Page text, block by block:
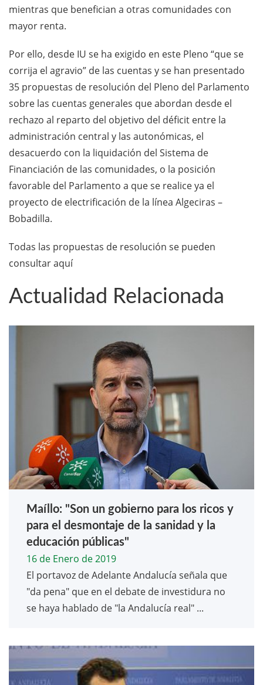
mientras que benefician a otras comunidades con
mayor renta.
Por ello, desde IU se ha exigido en este Pleno “que se
corrija el agravio” de las cuentas y se han presentado
35 propuestas de resolución del Pleno del Parlamento
sobre las cuentas generales que abordan desde el
rechazo al reparto del objetivo del déficit entre la
administración central y las autonómicas, el
desacuerdo con la liquidación del Sistema de
Financiación de las comunidades, o la posición
favorable del Parlamento a que se realice ya el
proyecto de electrificación de la línea Algeciras –
Bobadilla.
Todas las propuestas de resolución se pueden
consultar aquí
Actualidad Relacionada
Maíllo: "Son un gobierno para los ricos y
para el desmontaje de la sanidad y la
educación públicas"
16 de Enero de 2019
El portavoz de Adelante Andalucía señala que
"da pena" que en el debate de investidura no
se haya hablado de "la Andalucía real" ...